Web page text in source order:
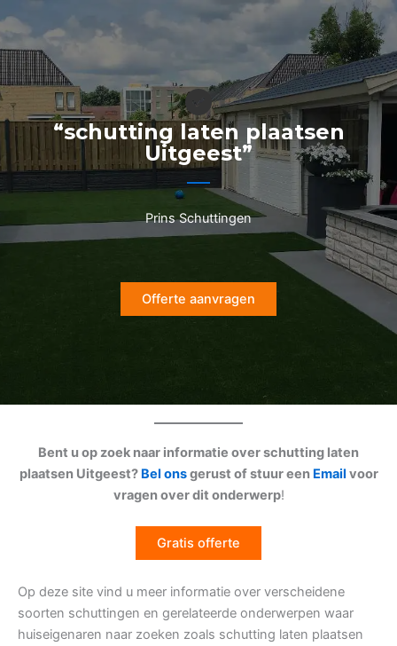
naar
de
inhoud
“schutting laten plaatsen
Uitgeest”
Prins Schuttingen
Offerte aanvragen
Bent u op zoek naar informatie over schutting laten
plaatsen Uitgeest? Bel onsgerust of stuur een Email voor
vragen over dit onderwerp!
Gratis offerte
Op deze site vind u meer informatie over verscheidene
soorten schuttingen en gerelateerde onderwerpen waar
huiseigenaren naar zoeken zoals schutting laten plaatsen